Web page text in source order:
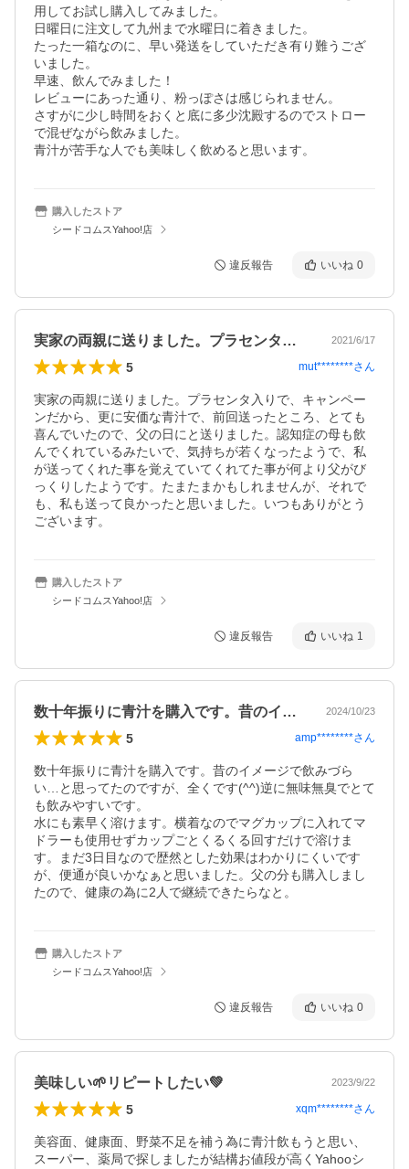
用してお試し購入してみました。
日曜日に注文して九州まで水曜日に着きました。
たった一箱なのに、早い発送をしていただき有り難うござ
いました。
早速、飲んでみました！
レビューにあった通り、粉っぽさは感じられません。
さすがに少し時間をおくと底に多少沈殿するのでストロー
で混ぜながら飲みました。
購入したストア
シードコムスYahoo!店
違反報告 いいね 0
実家の両親に送りました。プラセンタ入り… 2021/6/17
5 mut********さん
実家の両親に送りました。プラセンタ入りで、キャンペー
ンだから、更に安価な青汁で、前回送ったところ、とても
喜んでいたので、父の日にと送りました。認知症の母も飲
んでくれているみたいで、気持ちが若くなったようで、私
が送ってくれた事を覚えていてくれてた事が何より父がび
っくりしたようです。たまたまかもしれませんが、それで
も、私も送って良かったと思いました。いつもありがとう
ございます。
購入したストア
シードコムスYahoo!店
違反報告 いいね 1
数十年振りに青汁を購入です。昔のイメー… 2024/10/23
5 amp********さん
数十年振りに青汁を購入です。昔のイメージで飲みづら
い…と思ってたのですが、全くです(^^)逆に無味無臭でとて
も飲みやすいです。
水にも素早く溶けます。横着なのでマグカップに入れてマ
ドラーも使用せずカップごとくるくる回すだけで溶けま
す。まだ3日目なので歴然とした効果はわかりにくいです
が、便通が良いかなぁと思いました。父の分も購入しまし
たので、健康の為に2人で継続できたらなと。
購入したストア
シードコムスYahoo!店
違反報告 いいね 0
美味しい🌱リピートしたい💚 2023/9/22
5 xqm********さん
美容面、健康面、野菜不足を補う為に青汁飲もうと思い、
スーパー、薬局で探しましたが結構お値段が高くYahooシ